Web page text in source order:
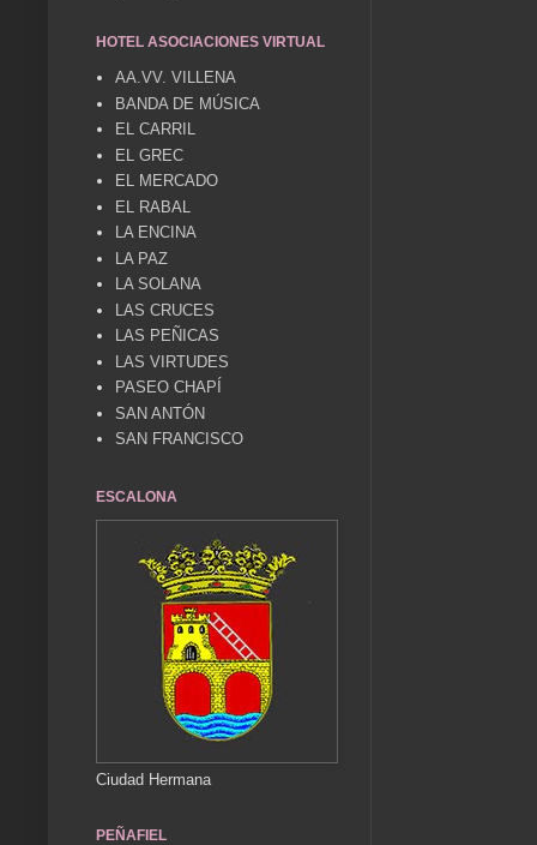
HOTEL ASOCIACIONES VIRTUAL
AA.VV. VILLENA
BANDA DE MÚSICA
EL CARRIL
EL GREC
EL MERCADO
EL RABAL
LA ENCINA
LA PAZ
LA SOLANA
LAS CRUCES
LAS PEÑICAS
LAS VIRTUDES
PASEO CHAPÍ
SAN ANTÓN
SAN FRANCISCO
ESCALONA
Ciudad Hermana
PEÑAFIEL